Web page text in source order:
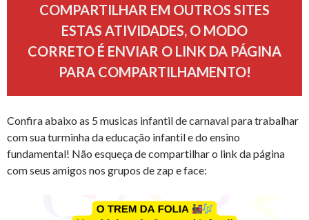
COMPARTILHAR EM OUTROS SITES
ESTAS ATIVIDADES, O MODO
CORRETO É ENVIAR O LINK DA PÁGINA
PARA COMPARTILHAMENTO!
Confira abaixo as 5 musicas infantil de carnaval para trabalhar
com sua turminha da educação infantil e do ensino
fundamental! Não esqueça de compartilhar o link da página
com seus amigos nos grupos de zap e face: